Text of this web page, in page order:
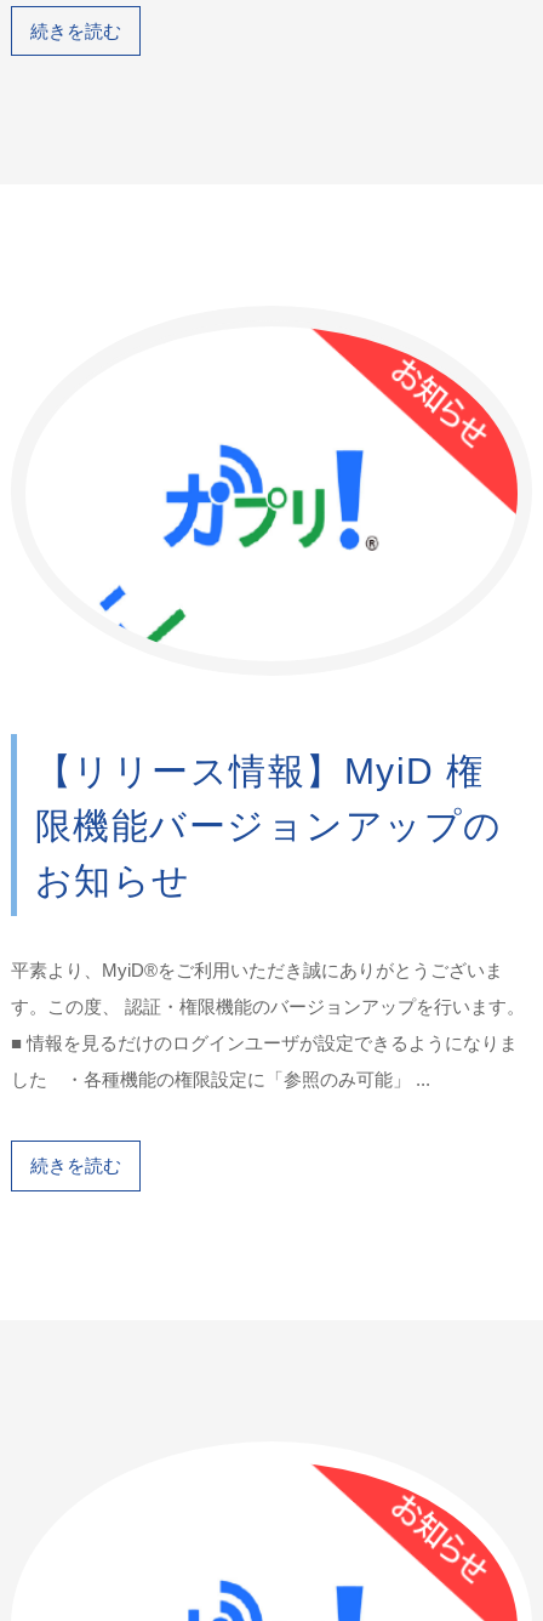
続きを読む
【リリース情報】MyiD 権
限機能バージョンアップの
お知らせ
平素より、MyiD®をご利用いただき誠にありがとうございま
す。この度、 認証・権限機能のバージョンアップを行います。
■ 情報を見るだけのログインユーザが設定できるようになりま
した ・各種機能の権限設定に「参照のみ可能」 ...
続きを読む